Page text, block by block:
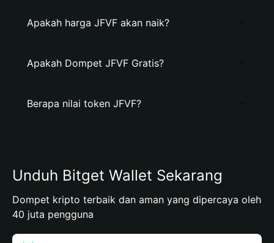
Apakah harga JFVF akan naik?
Apakah Dompet JFVF Gratis?
Berapa nilai token JFVF?
Unduh Bitget Wallet Sekarang
Dompet kripto terbaik dan aman yang dipercaya oleh
40 juta pengguna